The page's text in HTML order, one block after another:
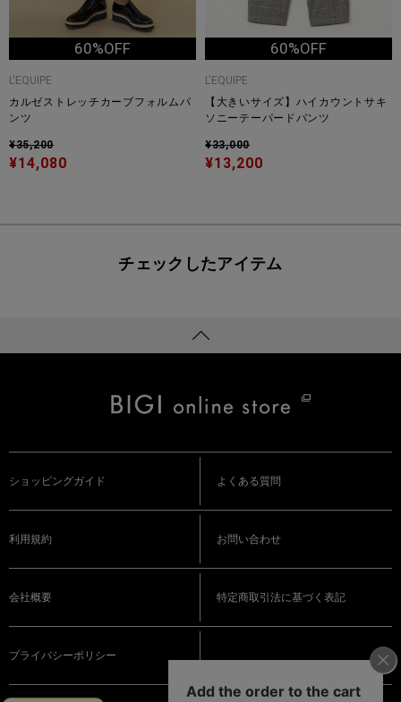
60%OFF
L'EQUIPE
カルゼストレッチカーブフォルムパ
ンツ
¥35,200
¥14,080
60%OFF
L'EQUIPE
【大きいサイズ】ハイカウントサキ
ソニーテーパードパンツ
¥33,000
¥13,200
チェックしたアイテム
ショッピングガイド よくある質問
利用規約 お問い合わせ
会社概要 特定商取引法に基づく表記
プライバシーポリシー